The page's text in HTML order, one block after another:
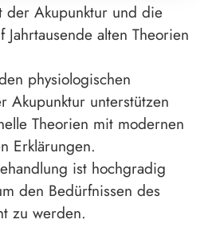
der Akupunktur und die
Jahrtausende alten Theorien
physiologischen
Akupunktur unterstützen
Theorien mit modernen
Erklärungen.
ist hochgradig
den Bedürfnissen des
zu werden.